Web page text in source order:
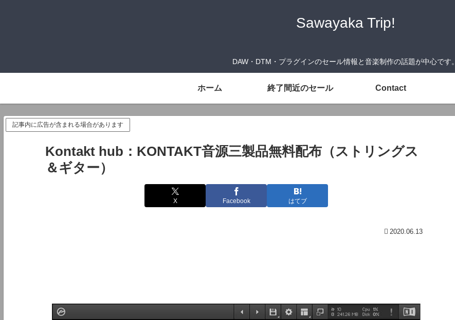
Sawayaka Trip!
DAW・DTM・プラグインのセール情報と音楽制作の話題が中心です。
ホーム 終了間近のセール Contact
記事内に広告が含まれる場合があります
Kontakt hub：KONTAKT音源三製品無料配布（ストリングス
＆ギター）
X Facebook はてブ
2020.06.13